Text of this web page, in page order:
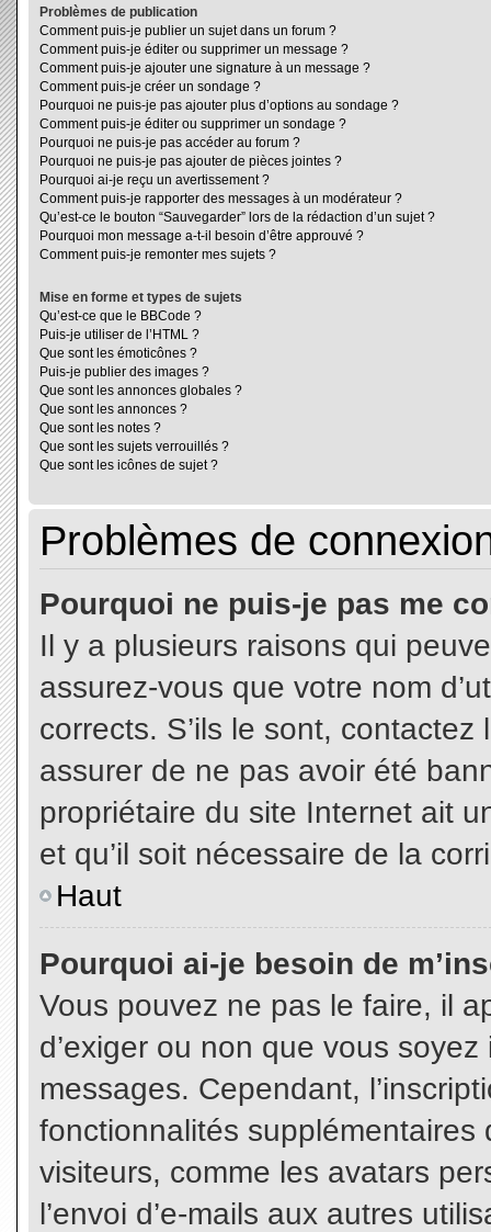
Problèmes de publication
Comment puis-je publier un sujet dans un forum ?
Comment puis-je éditer ou supprimer un message ?
Comment puis-je ajouter une signature à un message ?
Comment puis-je créer un sondage ?
Pourquoi ne puis-je pas ajouter plus d’options au sondage ?
Comment puis-je éditer ou supprimer un sondage ?
Pourquoi ne puis-je pas accéder au forum ?
Pourquoi ne puis-je pas ajouter de pièces jointes ?
Pourquoi ai-je reçu un avertissement ?
Comment puis-je rapporter des messages à un modérateur ?
Qu’est-ce le bouton “Sauvegarder” lors de la rédaction d’un sujet ?
Pourquoi mon message a-t-il besoin d’être approuvé ?
Comment puis-je remonter mes sujets ?
Mise en forme et types de sujets
Qu’est-ce que le BBCode ?
Puis-je utiliser de l’HTML ?
Que sont les émoticônes ?
Puis-je publier des images ?
Que sont les annonces globales ?
Que sont les annonces ?
Que sont les notes ?
Que sont les sujets verrouillés ?
Que sont les icônes de sujet ?
Problèmes de
Pourquoi ne puis-je pas me
Il y a plusieurs raisons qui
assurez-vous que votre nom
corrects. S’ils le sont,
assurer de ne pas avoir été
propriétaire du site Internet ait
et qu’il soit nécessaire de la
Haut
Pourquoi ai-je besoin de
Vous pouvez ne pas le faire, il
d’exiger ou non que vous
messages. Cependant,
fonctionnalités
visiteurs, comme les avatars
l’envoi d’e-mails aux autres